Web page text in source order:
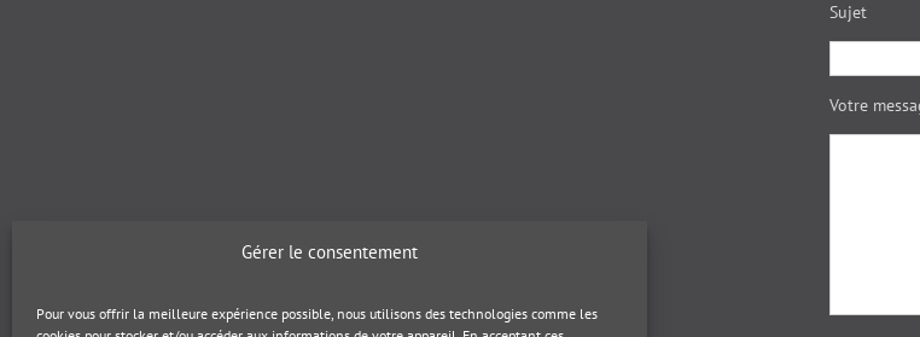
Gérer le consentement
Pour vous offrir la meilleure expérience possible, nous utilisons des technologies comme les
Sujet
Votre